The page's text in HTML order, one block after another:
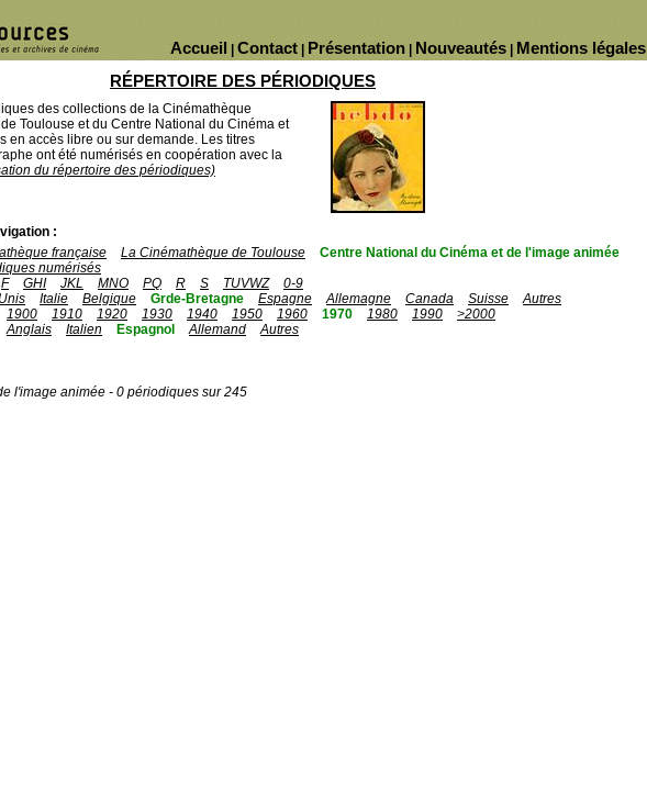
Mentions légales
Nouveautés
Présentation
Contact
Accueil
RÉPERTOIRE DES PÉRIODIQUES
des collections de la Cinémathèque
Toulouse et du Centre National du Cinéma et
en accès libre ou sur demande. Les titres
ont été numérisés en coopération avec la
du répertoire des périodiques)
:
française La Cinémathèque de Toulouse
Centre National du Cinéma et de l'image animée
numérisés
F GHI JKL MNO PQ R S TUVWZ
0-9
Italie Belgique Grde-Bretagne Espagne Allemagne Canada Suisse
Autres
1900 1910 1920 1930 1940 1950 1960 1970 1980 1990
>2000
Anglais Italien Espagnol Allemand
Autres
l'image animée - 0 périodiques sur 245